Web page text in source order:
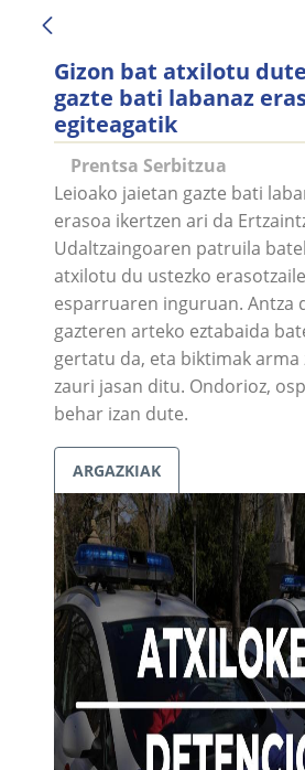
Gizon bat atxilotu
gazte bati labanaz
egiteagatik
Prentsa Serbitzua
Leioako jaietan gazte bati
erasoa ikertzen ari da
Udaltzaingoaren patruila
atxilotu du ustezko
esparruaren inguruan. Antza
gazteren arteko eztabaida
gertatu da, eta biktimak arma
zauri jasan ditu. Ondorioz,
behar izan dute.
ARGAZKIAK